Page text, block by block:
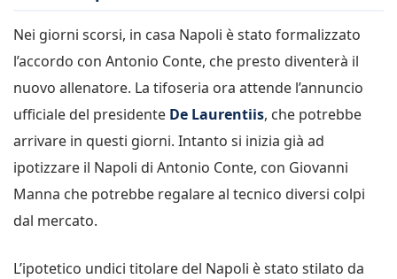
Nei giorni scorsi, in casa Napoli è stato formalizzato
l’accordo con Antonio Conte, che presto diventerà il
nuovo allenatore. La tifoseria ora attende l’annuncio
ufficiale del presidente De Laurentiis, che potrebbe
arrivare in questi giorni. Intanto si inizia già ad
ipotizzare il Napoli di Antonio Conte, con Giovanni
Manna che potrebbe regalare al tecnico diversi colpi
dal mercato.
L’ipotetico undici titolare del Napoli è stato stilato da